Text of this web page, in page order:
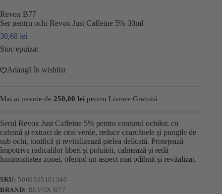
Revox B77
Ser pentru ochi Revox Just Caffeine 5% 30ml
30,68 lei
Stoc epuizat
Adaugă în wishlist
Mai ai nevoie de 250,00 lei pentru Livrare Gratuită
Serul Revox Just Caffeine 5% pentru conturul ochilor, cu
cafeină și extract de ceai verde, reduce cearcănele și pungile de
sub ochi, tonifică și revitalizează pielea delicată. Protejează
împotriva radicalilor liberi și poluării, calmează și redă
luminozitatea zonei, oferind un aspect mai odihnit și revitalizat.
SKU: 5060565101340
BRAND: REVOX B77